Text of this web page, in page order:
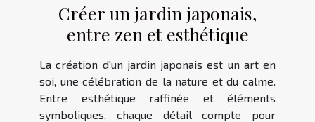
Créer un jardin japonais,
entre zen et esthétique
La création d'un jardin japonais est un art en
soi, une célébration de la nature et du calme.
Entre esthétique raffinée et éléments
symboliques, chaque détail compte pour